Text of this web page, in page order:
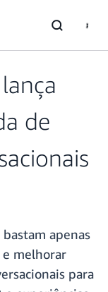
de
apenas
e melhorar
para